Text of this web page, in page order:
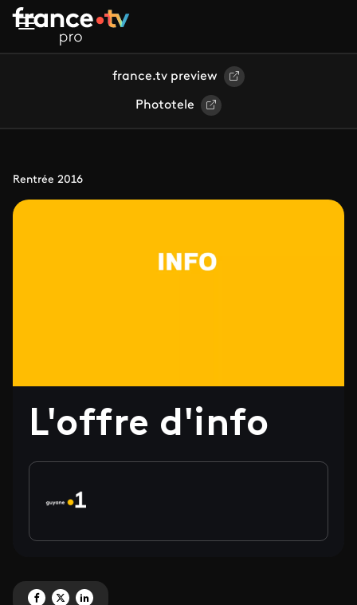
Aller au contenu principal
france.tv preview
Phototele
Rentrée 2016
L'offre d'info
Partagez 'L'offre d'info' sur Facebook
Partagez 'L'offre d'info' sur X
Partagez 'L'offre d'info' sur LinkedIn